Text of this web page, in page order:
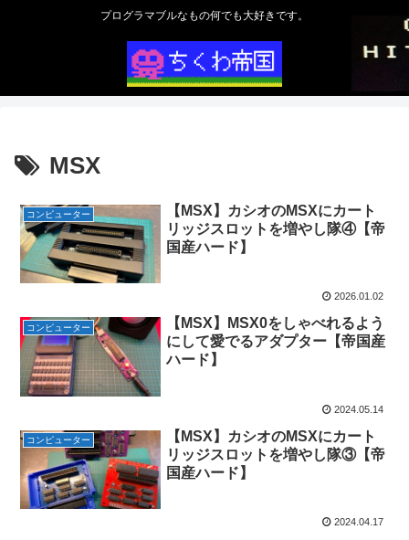
プログラマブルなもの何でも大好きです。
MSX
コンピューター
【MSX】カシオのMSXにカート
リッジスロットを増やし隊④【帝
国産ハード】
2026.01.02
コンピューター
【MSX】MSX0をしゃべれるよう
にして愛でるアダプター【帝国産
ハード】
2024.05.14
コンピューター
【MSX】カシオのMSXにカート
リッジスロットを増やし隊③【帝
国産ハード】
2024.04.17